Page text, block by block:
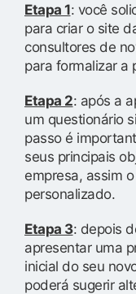
Etapa 1: você
para criar o site
consultores de
para formalizar a
Etapa 2: após a
um questionário
passo é
seus principais
empresa, assim
personalizado.
Etapa 3: depois
apresentar uma
inicial do seu
poderá sugerir